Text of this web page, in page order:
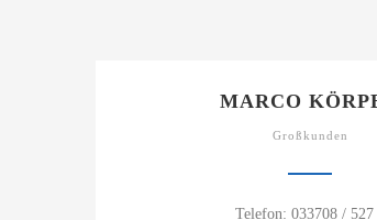
MARCO
Großkunden
Telefon: 033708 / 527